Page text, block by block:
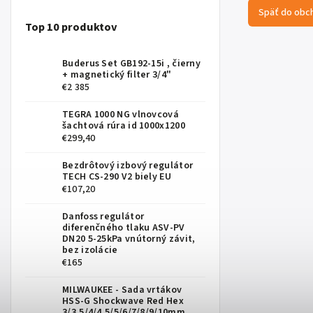
Top 10 produktov
Buderus Set GB192-15i , čierny
+ magnetický filter 3/4"
€2 385
TEGRA 1000 NG vlnovcová
šachtová rúra id 1000x1200
€299,40
Bezdrôtový izbový regulátor
TECH CS-290 V2 biely EU
€107,20
Danfoss regulátor
diferenčného tlaku ASV-PV
DN20 5-25kPa vnútorný závit,
bez izolácie
€165
MILWAUKEE - Sada vrtákov
HSS-G Shockwave Red Hex
Späť do